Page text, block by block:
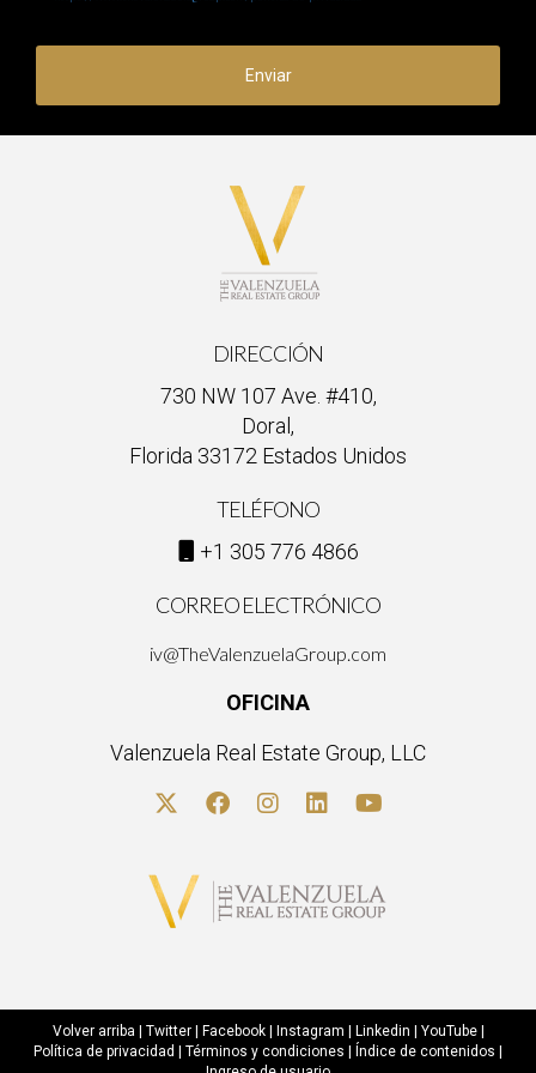
¿Es la mentoría solo para personas jóvenes o
experimentados pueden beneficiarse al obtener nuevas
perspectivas o aprender habilidades adicionales. Recuerda
siempre buscar oportunidades para crecer y aprender; si
deseas llevar tu carrera al siguiente nivel o necesitas ayuda
Enviar
DIRECCIÓN
730 NW 107 Ave. #410,
Doral,
Florida 33172 Estados Unidos
TELÉFONO
+1 305 776 4866
CORREO ELECTRÓNICO
iv@TheValenzuelaGroup.com
OFICINA
Valenzuela Real Estate Group, LLC
Volver arriba Twitter| Facebook| Instagram Linkedin YouTube|
Política de privacidad
Términos y condiciones Índice de contenidos